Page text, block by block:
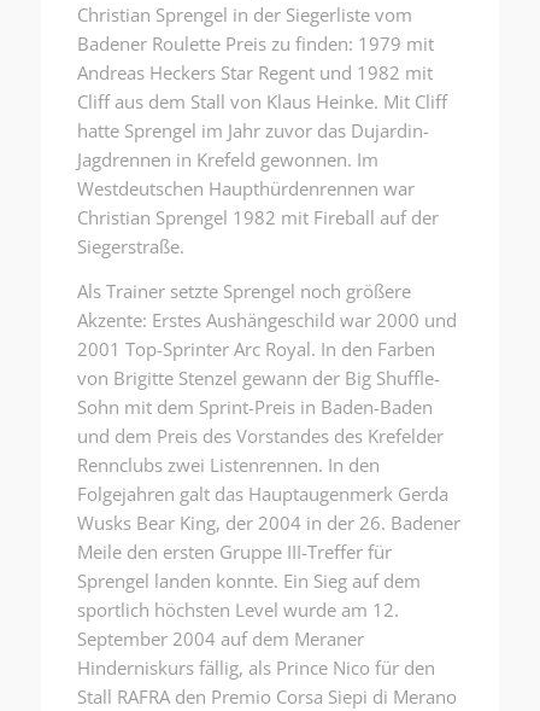
Christian Sprengel in der Siegerliste vom
Badener Roulette Preis zu finden: 1979 mit
Andreas Heckers Star Regent und 1982 mit
Cliff aus dem Stall von Klaus Heinke. Mit Cliff
hatte Sprengel im Jahr zuvor das Dujardin-
Jagdrennen in Krefeld gewonnen. Im
Westdeutschen Haupthürdenrennen war
Christian Sprengel 1982 mit Fireball auf der
Siegerstraße.
Als Trainer setzte Sprengel noch größere
Akzente: Erstes Aushängeschild war 2000 und
2001 Top-Sprinter Arc Royal. In den Farben
von Brigitte Stenzel gewann der Big Shuffle-
Sohn mit dem Sprint-Preis in Baden-Baden
und dem Preis des Vorstandes des Krefelder
Rennclubs zwei Listenrennen. In den
Folgejahren galt das Hauptaugenmerk Gerda
Wusks Bear King, der 2004 in der 26. Badener
Meile den ersten Gruppe III-Treffer für
Sprengel landen konnte. Ein Sieg auf dem
sportlich höchsten Level wurde am 12.
September 2004 auf dem Meraner
Hinderniskurs fällig, als Prince Nico für den
Stall RAFRA den Premio Corsa Siepi di Merano